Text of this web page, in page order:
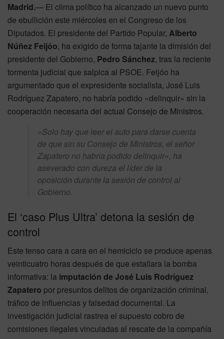
Madrid.— El clima político ha alcanzado un nuevo punto
de ebullición este miércoles en el Congreso de los
Diputados. El presidente del Partido Popular, Alberto
Núñez Feijóo, ha exigido de forma tajante la dimisión del
presidente del Gobierno, Pedro Sánchez, tras la reciente
tormenta judicial que salpica al PSOE. Feijóo ha
argumentado que el expresidente socialista, José Luis
Rodríguez Zapatero, no habría podido «delinquir» sin la
cooperación necesaria del actual Consejo de Ministros.
«Solo hay que leer el auto para darse cuenta
de que sin su Consejo de Ministros, el señor
Zapatero no habría podido delinquir», ha
aseverado con dureza el líder de la
oposición durante la sesión de control al
Gobierno.
El ‘caso Plus Ultra’ detona la sesión de
control
Este tenso cara a cara en el hemiciclo se produce apenas
veinticuatro horas después de que estallara la bomba
informativa: la imputación de José Luis Rodríguez
Zapatero por presuntos delitos de organización criminal,
tráfico de influencias y falsedad documental. La
investigación judicial rastrea el supuesto cobro de
comisiones ilegales vinculadas al rescate de la compañía